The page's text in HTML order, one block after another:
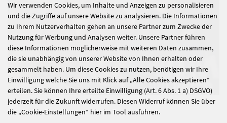
Wir verwenden Cookies, um Inhalte und Anzeigen zu personalisieren
und die Zugriffe auf unsere Website zu analysieren. Die Informationen
zu Ihrem Nutzerverhalten gehen an unsere Partner zum Zwecke der
Nutzung für Werbung und Analysen weiter. Unsere Partner führen
diese Informationen möglicherweise mit weiteren Daten zusammen,
die sie unabhängig von unserer Website von Ihnen erhalten oder
gesammelt haben. Um diese Cookies zu nutzen, benötigen wir Ihre
Einwilligung welche Sie uns mit Klick auf „Alle Cookies akzeptieren“
erteilen. Sie können Ihre erteilte Einwilligung (Art. 6 Abs. 1 a) DSGVO)
jederzeit für die Zukunft widerrufen. Diesen Widerruf können Sie über
die „Cookie-Einstellungen“ hier im Tool ausführen.